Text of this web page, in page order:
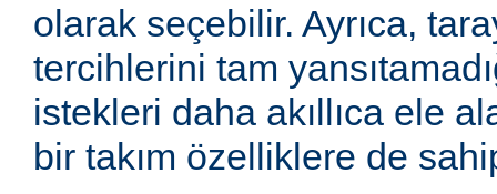
olarak seçebilir. Ayrıca,
tercihlerini tam
istekleri daha akıllıca ele
bir takım özelliklere de